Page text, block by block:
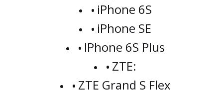
iPhone 6S
iPhone SE
IPhone 6S Plus
ZTE:
ZTE Grand S Flex